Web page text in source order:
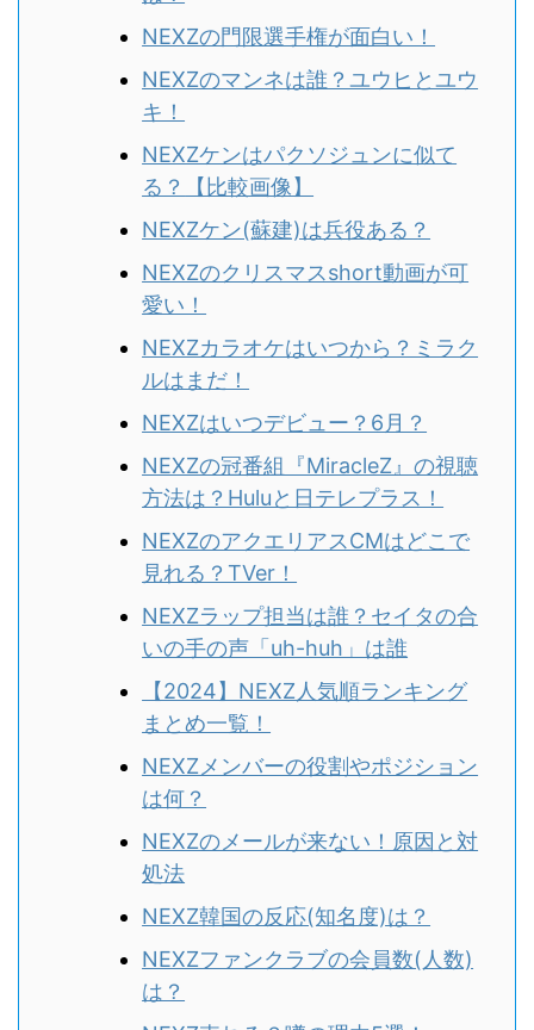
NEXZの門限選手権が面白い！
NEXZのマンネは誰？ユウヒとユウ
キ！
NEXZケンはパクソジュンに似て
る？
【比較画像】
NEXZケン(蘇建)は兵役ある？
NEXZのクリスマスshort動画が可
愛い！
NEXZカラオケはいつから？ミラク
ルはまだ！
NEXZはいつデビュー？6月？
NEXZの冠番組『MiracleZ』の視聴
方法は？Huluと日テレプラス！
NEXZのアクエリアスCMはどこで
見れる？TVer！
NEXZラップ担当は誰？セイタの合
いの手の声「uh-huh」は誰
【2024】NEXZ人気順ランキング
まとめ一覧！
NEXZメンバーの役割やポジション
は何？
NEXZのメールが来ない！原因と対
処法
NEXZ韓国の反応(知名度)は？
NEXZファンクラブの会員数(人数)
は？